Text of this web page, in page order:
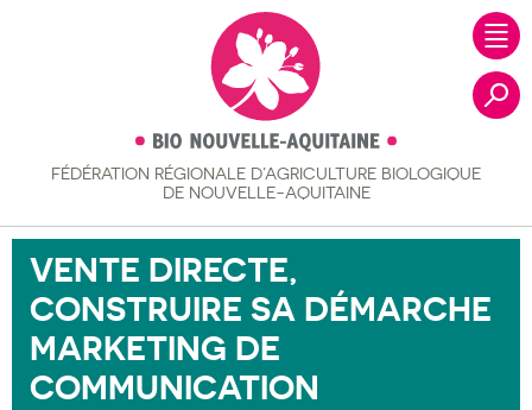
FÉDÉRATION RÉGIONALE D’AGRICULTURE BIOLOGIQUE
DE NOUVELLE-AQUITAINE
VENTE DIRECTE,
CONSTRUIRE SA DÉMARCHE
MARKETING DE
COMMUNICATION